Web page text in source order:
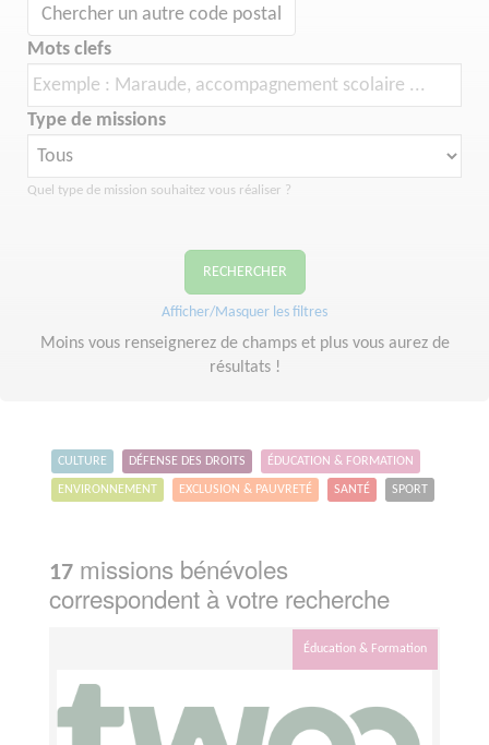
Chercher un autre code postal
Mots clefs
Type de missions
Quel type de mission souhaitez vous réaliser ?
RECHERCHER
Afficher/Masquer les filtres
Moins vous renseignerez de champs et plus vous aurez de
résultats !
CULTURE DÉFENSE DES DROITS ÉDUCATION & FORMATION
ENVIRONNEMENT EXCLUSION & PAUVRETÉ SANTÉ SPORT
17 missions bénévoles
correspondent à votre recherche
Éducation & Formation